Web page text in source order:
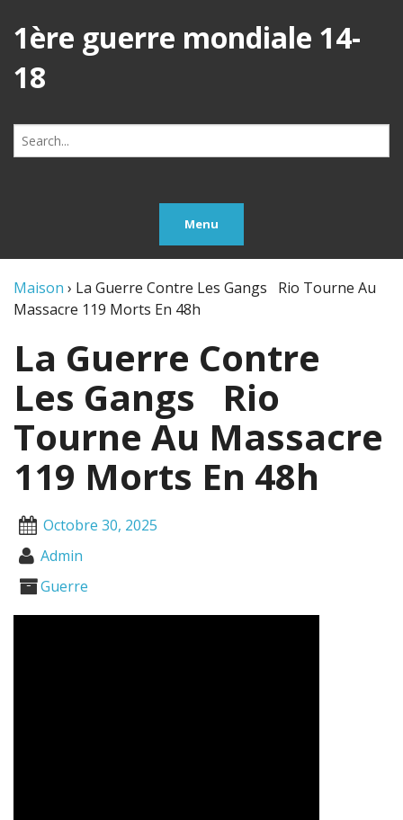
1ère guerre mondiale 14-
18
Search
for:
Menu
Maison › La Guerre Contre Les Gangs Rio Tourne Au
Massacre 119 Morts En 48h
La Guerre Contre
Les Gangs Rio
Tourne Au Massacre
119 Morts En 48h
Octobre 30, 2025
Admin
Guerre